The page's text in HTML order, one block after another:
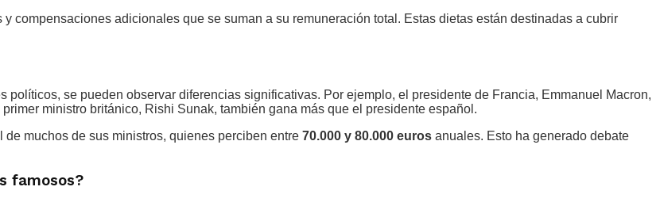
compensaciones adicionales que se suman a su remuneración total. Estas dietas están destinadas a cubrir
políticos, se pueden observar diferencias significativas. Por ejemplo, el presidente de Francia, Emmanuel Macron,
ministro británico, Rishi Sunak, también gana más que el presidente español.
de muchos de sus ministros, quienes perciben entre 70.000 y 80.000 euros anuales. Esto ha generado debate
famosos?